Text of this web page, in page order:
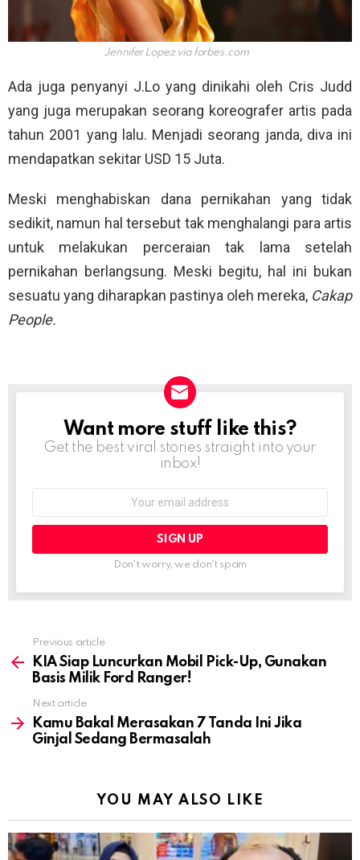
Jennifer Lopez via forbes.com
Ada juga penyanyi J.Lo yang dinikahi oleh Cris Judd
yang juga merupakan seorang koreografer artis pada
tahun 2001 yang lalu. Menjadi seorang janda, diva ini
mendapatkan sekitar USD 15 Juta.
Meski menghabiskan dana pernikahan yang tidak
sedikit, namun hal tersebut tak menghalangi para artis
untuk melakukan perceraian tak lama setelah
pernikahan berlangsung. Meski begitu, hal ini bukan
sesuatu yang diharapkan pastinya oleh mereka, Cakap
People.
NEWSLETTER
Want more stuff like this?
Get the best viral stories straight into your
inbox!
Don't worry, we don't spam
more
Previous article
KIA Siap Luncurkan Mobil Pick-Up, Gunakan
Basis Milik Ford Ranger!
Next article
Kamu Bakal Merasakan 7 Tanda Ini Jika
Ginjal Sedang Bermasalah
YOU MAY ALSO LIKE